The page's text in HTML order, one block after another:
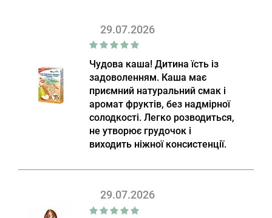
29.07.2026
Чудова каша! Дитина їсть із
задоволенням. Каша має
приємний натуральний смак і
аромат фруктів, без надмірної
солодкості. Легко розводиться,
не утворює грудочок і
виходить ніжної консистенції.
29.07.2026